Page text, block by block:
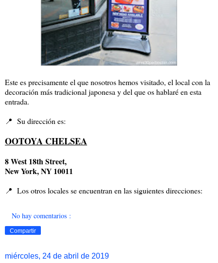
Este es precisamente el que nosotros hemos visitado, el local con la
decoración más tradicional japonesa y del que os hablaré en esta
entrada.
📍 Su dirección es:
OOTOYA CHELSEA
8 West 18th Street,
New York, NY 10011
📍 Los otros locales se encuentran en las siguientes direcciones:
No hay comentarios :
Compartir
miércoles, 24 de abril de 2019